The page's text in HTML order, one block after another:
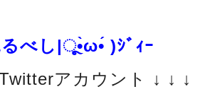
るべし|ૂ•̀ω•́ )ｼﾞｨｰ
アカウント ↓ ↓ ↓